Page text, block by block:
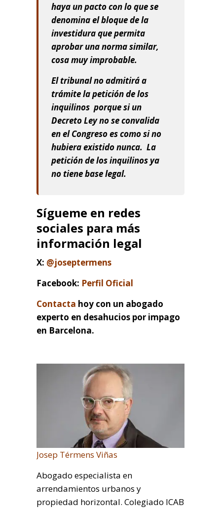
haya un pacto con lo que se
denomina el bloque de la
investidura que permita
aprobar una norma similar,
cosa muy improbable.
El tribunal no admitirá a
trámite la petición de los
inquilinos porque si un
Decreto Ley no se convalida
en el Congreso es como si no
hubiera existido nunca. La
petición de los inquilinos ya
no tiene base legal.
Sígueme en redes
sociales para más
información legal
X: @joseptermens
Facebook: Perfil Oficial
Contacta hoy con un abogado
experto en desahucios por impago
en Barcelona.
Josep Térmens Viñas
Abogado especialista en
arrendamientos urbanos y
propiedad horizontal. Colegiado ICAB